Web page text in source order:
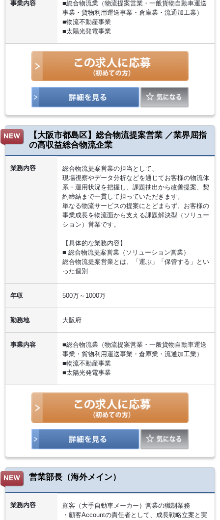
事業内容
■総合物流業（物流提案営業・一般貨物自動車運送
事業・貨物利用運送事業・倉庫業・流通加工業）
■物流不動産事業
■太陽光発電事業
【大阪市都島区】総合物流提案営業 ／業界屈指
の高収益総合物流企業
業務内容
総合物流提案営業の担当として、
現場視察やデータ分析などを通じてお客様の物流体
系・運用状況を把握し、課題抽出から改善提案、契
約締結まで一貫して担っていただきます。
単なる物流サービスの提案にとどまらず、お客様の
事業成長を物流面から支える課題解決型（ソリュー
ション）営業です。
【具体的な業務内容】
■ 総合物流提案営業（ソリューション営業）
総合物流提案営業とは、「運ぶ」「保管する」とい
った個別…
年収 500万～1000万
勤務地 大阪府
事業内容
■総合物流業（物流提案営業・一般貨物自動車運送
事業・貨物利用運送事業・倉庫業・流通加工業）
■物流不動産事業
■太陽光発電事業
営業部長（海外メイン）
業務内容
顧客（大手自動車メーカー）営業の職制業務
・顧客Accountの責任者として、成長戦略立案と実